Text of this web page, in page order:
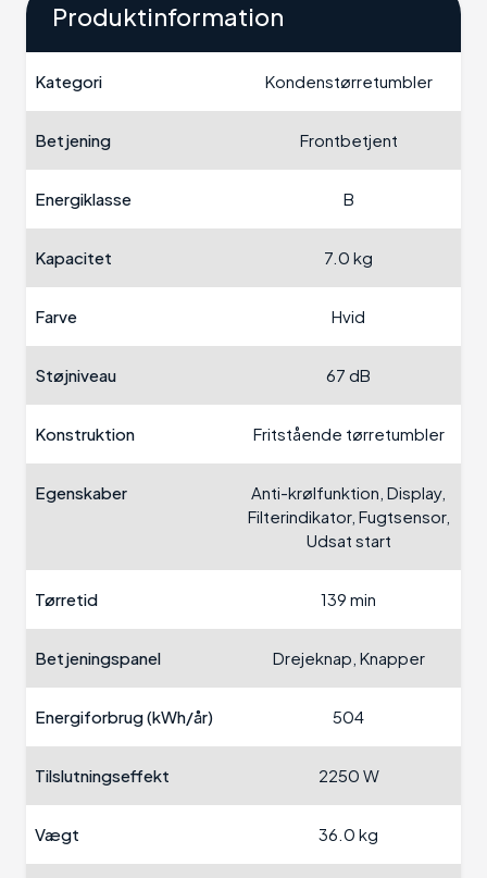
Produktinformation
Kategori Kondenstørretumbler
Betjening Frontbetjent
Energiklasse B
Kapacitet 7.0 kg
Farve Hvid
Støjniveau 67 dB
Konstruktion Fritstående tørretumbler
Egenskaber
Anti-krølfunktion, Display,
Filterindikator, Fugtsensor,
Udsat start
Tørretid 139 min
Betjeningspanel Drejeknap, Knapper
Energiforbrug (kWh/år) 504
Tilslutningseffekt 2250 W
Vægt 36.0 kg